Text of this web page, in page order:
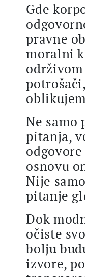
Gde
pravne
moralni
Ne samo
pitanja,
osnovu
Nije
pitanje
Dok
očiste
bolju
izvore,